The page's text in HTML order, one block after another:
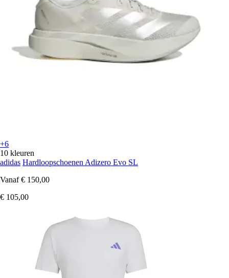
+6
10 kleuren
adidas Hardloopschoenen Adizero Evo SL
Vanaf € 150,00
€ 105,00